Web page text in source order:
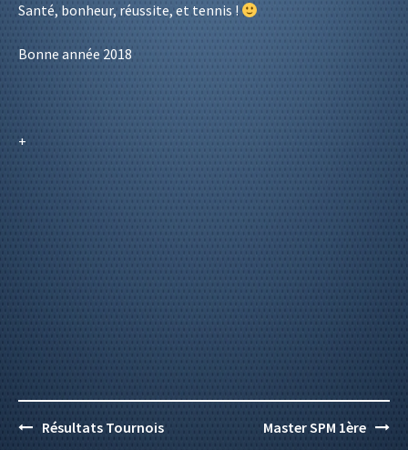
Santé, bonheur, réussite, et tennis !
Bonne année 2018
+
PostRésultats Tournois Master SPM 1ère